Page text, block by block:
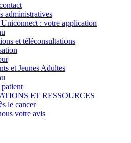
administratives
: votre application
et téléconsultations
et Jeunes Adultes
ET RESSOURCES
le cancer
votre avis